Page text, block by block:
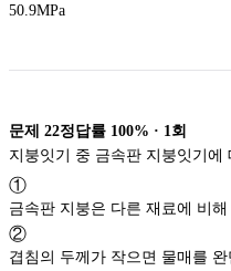
50.9MPa
문제 22정답률 100% · 1 회
지붕잇기 중 금속판 지붕잇기에
①
금속판 지붕은 다른 재료에 비
②
겹침의 두께가 작으면 물매를 완